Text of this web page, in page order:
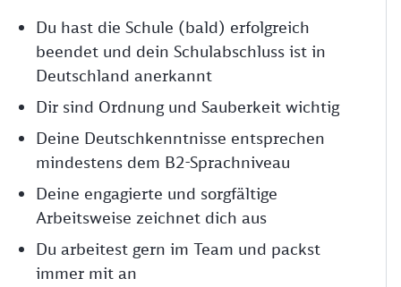
Du hast die Schule (bald) erfolgreich
beendet und dein Schulabschluss ist in
Deutschland anerkannt
Dir sind Ordnung und Sauberkeit wichtig
Deine Deutschkenntnisse entsprechen
mindestens dem B2-Sprachniveau
Deine engagierte und sorgfältige
Arbeitsweise zeichnet dich aus
Du arbeitest gern im Team und packst
immer mit an